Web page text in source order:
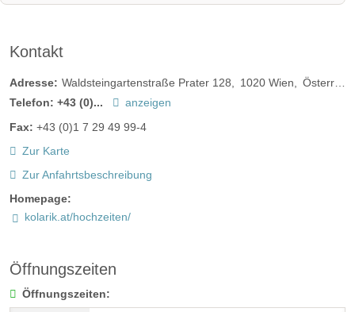
Kontakt
Adresse: Waldsteingartenstraße Prater 128 1020 Wien
Österreich
Telefon: +43 (0)...
anzeigen
Fax: +43 (0)1 7 29 49 99-4
Zur Karte
Zur Anfahrtsbeschreibung
Homepage:
kolarik.at/hochzeiten/
Öffnungszeiten
Öffnungszeiten: